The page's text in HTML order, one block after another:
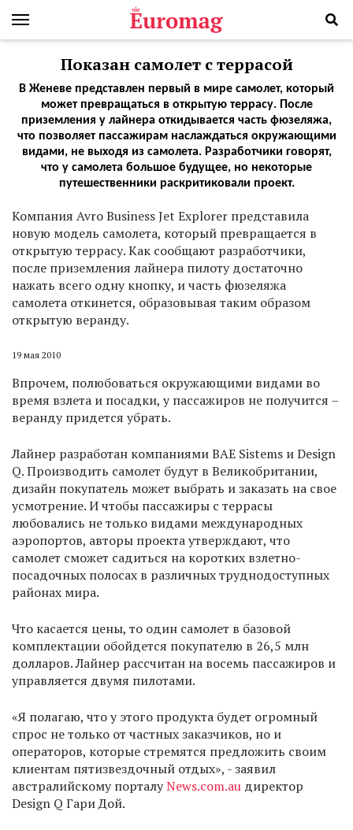
Показан самолет с террасой
В Женеве представлен первый в мире самолет, который
может превращаться в открытую террасу. После
приземления у лайнера откидывается часть фюзеляжа,
что позволяет пассажирам наслаждаться окружающими
видами, не выходя из самолета. Разработчики говорят,
что у самолета большое будущее, но некоторые
путешественники раскритиковали проект.
Компания Avro Business Jet Explorer представила
новую модель самолета, который превращается в
открытую террасу. Как сообщают разработчики,
после приземления лайнера пилоту достаточно
нажать всего одну кнопку, и часть фюзеляжа
самолета откинется, образовывая таким образом
открытую веранду.
19 мая 2010
Впрочем, полюбоваться окружающими видами во
время взлета и посадки, у пассажиров не получится –
веранду придется убрать.
Лайнер разработан компаниями BAE Sistems и Design
Q. Производить самолет будут в Великобритании,
дизайн покупатель может выбрать и заказать на свое
усмотрение. И чтобы пассажиры с террасы
любовались не только видами международных
аэропортов, авторы проекта утверждают, что
самолет сможет садиться на коротких взлетно-
посадочных полосах в различных труднодоступных
районах мира.
Что касается цены, то один самолет в базовой
комплектации обойдется покупателю в 26,5 млн
долларов. Лайнер рассчитан на восемь пассажиров и
управляется двумя пилотами.
«Я полагаю, что у этого продукта будет огромный
спрос не только от частных заказчиков, но и
операторов, которые стремятся предложить своим
клиентам пятизвездочный отдых», - заявил
австралийскому порталуNews.com.au директор
Design Q Гари Дой.